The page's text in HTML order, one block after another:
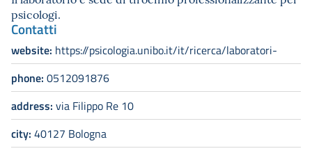
psicologi.
Contatti
website: https://psicologia.unibo.it/it/ricerca/laboratori-
phone: 0512091876
address: via Filippo Re 10
city: 40127 Bologna